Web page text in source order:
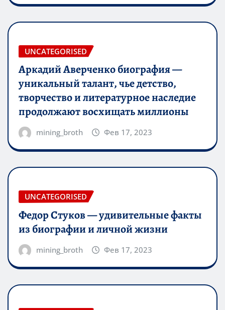
UNCATEGORISED
Аркадий Аверченко биография —
уникальный талант, чье детство,
творчество и литературное наследие
продолжают восхищать миллионы
mining_broth Фев 17, 2023
UNCATEGORISED
Федор Стуков — удивительные факты
из биографии и личной жизни
mining_broth Фев 17, 2023